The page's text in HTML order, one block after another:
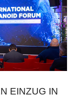
EINZUG IN